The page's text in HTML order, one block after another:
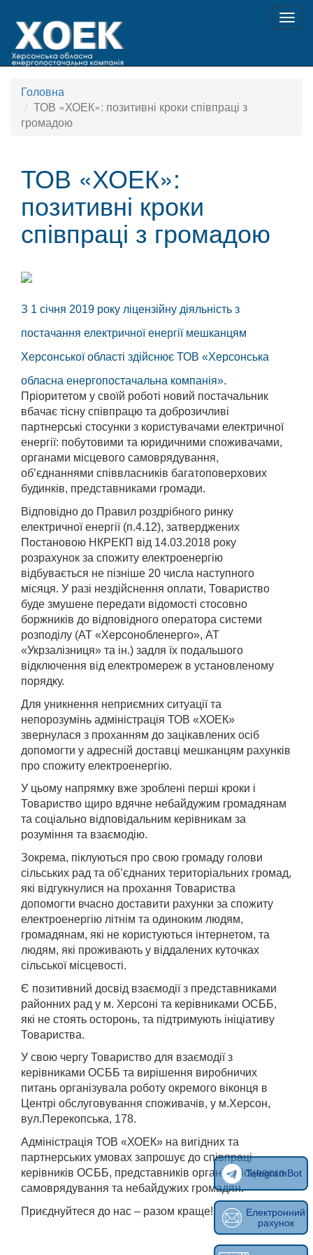
Головна
ТОВ «ХОЕК»: позитивні кроки співпраці з
громадою
ТОВ «ХОЕК»:
позитивні кроки
співпраці з громадою
З 1 січня 2019 року ліцензійну діяльність з
постачання електричної енергії мешканцям
Херсонської області здійснює ТОВ «Херсонська
обласна енергопостачальна компанія».
Пріоритетом у своїй роботі новий постачальник
вбачає тісну співпрацю та доброзичливі
партнерські стосунки з користувачами електричної
енергії: побутовими та юридичними споживачами,
органами місцевого самоврядування,
об’єднаннями співвласників багатоповерхових
будинків, представниками громади.
Відповідно до Правил роздрібного ринку
електричної енергії (п.4.12), затверджених
Постановою НКРЕКП від 14.03.2018 року
розрахунок за спожиту електроенергію
відбувається не пізніше 20 числа наступного
місяця. У разі нездійснення оплати, Товариство
буде змушене передати відомості стосовно
боржників до відповідного оператора системи
розподілу (АТ «Херсонобленерго», АТ
«Укрзалізниця» та ін.) задля їх подальшого
відключення від електромереж в установленому
порядку.
Для уникнення неприємних ситуації та
непорозумінь адміністрація ТОВ «ХОЕК»
звернулася з проханням до зацікавлених осіб
допомогти у адресній доставці мешканцям рахунків
про спожиту електроенергію.
У цьому напрямку вже зроблені перші кроки і
Товариство щиро вдячне небайдужим громадянам
та соціально відповідальним керівникам за
розуміння та взаємодію.
Зокрема, піклуються про свою громаду голови
сільських рад та об’єднаних територіальних громад,
які відгукнулися на прохання Товариства
допомогти вчасно доставити рахунки за спожиту
електроенергію літнім та одиноким людям,
громадянам, які не користуються інтернетом, та
людям, які проживають у віддалених куточках
сільської місцевості.
Є позитивний досвід взаємодії з представниками
районних рад у м. Херсоні та керівниками ОСББ,
які не стоять осторонь, та підтримують ініціативу
Товариства.
У свою чергу Товариство для взаємодії з
керівниками ОСББ та вирішення виробничих
питань організувала роботу окремого віконця в
Центрі обслуговування споживачів, у м.Херсон,
вул.Перекопська, 178.
Адміністрація ТОВ «ХОЕК» на вигідних та
партнерських умовах запрошує до співпраці
керівників ОСББ, представників органів місцевого
самоврядування та небайдужих громадян.
Приєднуйтеся до нас – разом краще!
TelegramBot
Електронний
рахунок